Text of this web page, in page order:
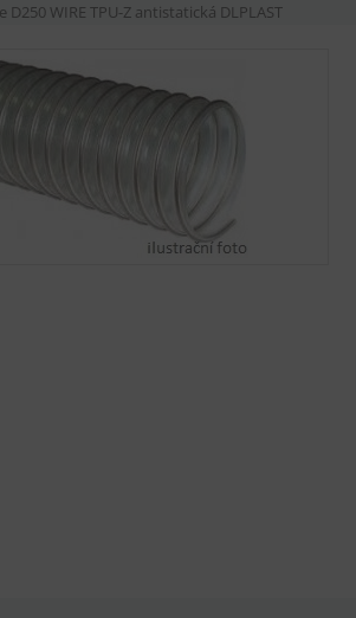
D250 WIRE TPU-Z antistatická DLPLAST